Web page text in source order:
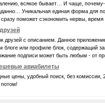
всякое бывает… И чаще, почему-
Уникальная единая форма для
сразу поможет сэкономить нервы, время
друзей с описанием. Данное
блоге или профиле блок, содержащий
подписи может быть любым - от
авиабилеты
цены, удобный поиск, без комиссии,
потом!